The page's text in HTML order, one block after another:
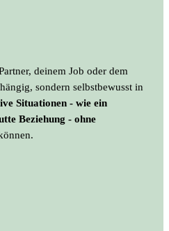
deinem Job oder dem
sondern selbstbewusst in
Situationen - wie ein
Beziehung - ohne